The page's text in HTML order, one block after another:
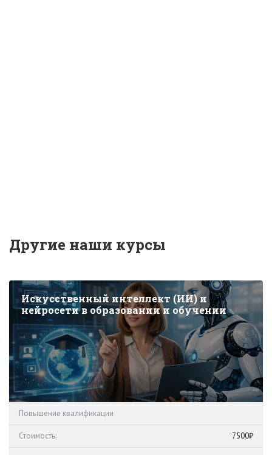
Другие наши курсы
Искусственный интеллект (ИИ) и
нейросети в образовании и обучении
Повышение квалификации
Стоимость: 7500₽